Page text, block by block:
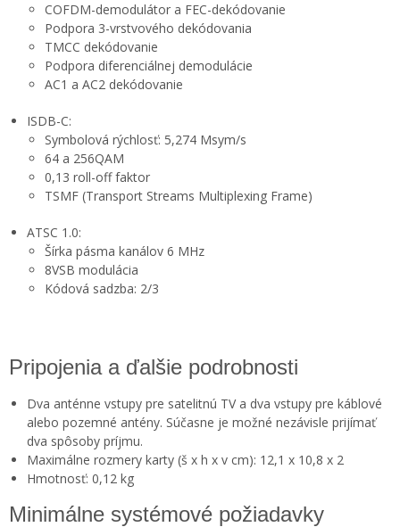
COFDM-demodulátor a FEC-dekódovanie
Podpora 3-vrstvového dekódovania
TMCC dekódovanie
Podpora diferenciálnej demodulácie
AC1 a AC2 dekódovanie
ISDB-C:
Symbolová rýchlosť: 5,274 Msym/s
64 a 256QAM
0,13 roll-off faktor
TSMF (Transport Streams Multiplexing Frame)
ATSC 1.0:
Šírka pásma kanálov 6 MHz
8VSB modulácia
Kódová sadzba: 2/3
Pripojenia a ďalšie podrobnosti
Dva anténne vstupy pre satelitnú TV a dva vstupy pre káblové
alebo pozemné antény. Súčasne je možné nezávisle prijímať
dva spôsoby príjmu.
Maximálne rozmery karty (š x h x v cm): 12,1 x 10,8 x 2
Hmotnosť: 0,12 kg
Minimálne systémové požiadavky